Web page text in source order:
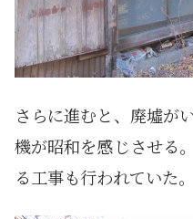
さらに進むと、廃墟が
機が昭和を感じさせる
る工事も行われていた。